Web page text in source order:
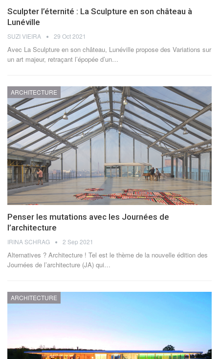
Sculpter l’éternité : La Sculpture en son château à
Lunéville
SUZI VIEIRA 29 Oct 2021
Avec La Sculpture en son château, Lunéville propose des Variations sur
un art majeur, retraçant l’épopée d’un…
ARCHITECTURE
Penser les mutations avec les Journées de
l’architecture
IRINA SCHRAG 2 Sep 2021
Alternatives ? Architecture ! Tel est le thème de la nouvelle édition des
Journées de l’architecture (JA) qui…
ARCHITECTURE